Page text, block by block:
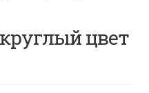
цвет